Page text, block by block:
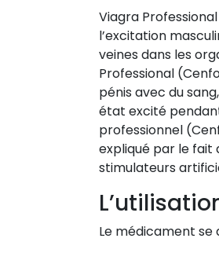
Viagra
l’excitation
veines dans les
Professional
pénis avec du
état excité
professionnel
expliqué par le fait
stimulateurs
Le médicament se